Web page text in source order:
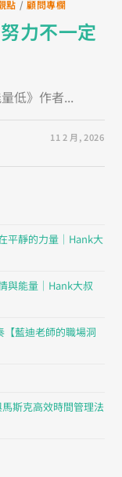
點 / 顧問專欄
力不一定
低》作者...
11 2 月, 2026
平靜的力量｜Hank大
與能量｜Hank大叔
【藍迪老師的職場洞
斯克高效時間管理法